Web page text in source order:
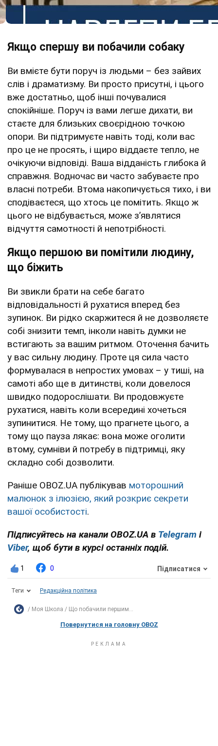
Якщо спершу ви побачили собаку
Ви вмієте бути поруч із людьми – без зайвих
слів і драматизму. Ви просто присутні, і цього
вже достатньо, щоб інші почувалися
спокійніше. Поруч із вами легше дихати, ви
стаєте для близьких своєрідною точкою
опори. Ви підтримуєте навіть тоді, коли вас
про це не просять, і щиро віддаєте тепло, не
очікуючи відповіді. Ваша відданість глибока й
справжня. Водночас ви часто забуваєте про
власні потреби. Втома накопичується тихо, і ви
сподіваєтеся, що хтось це помітить. Якщо ж
цього не відбувається, може з’являтися
відчуття самотності й непотрібності.
Якщо першою ви помітили людину,
що біжить
Ви звикли брати на себе багато
відповідальності й рухатися вперед без
зупинок. Ви рідко скаржитеся й не дозволяєте
собі знизити темп, інколи навіть думки не
встигають за вашим ритмом. Оточення бачить
у вас сильну людину. Проте ця сила часто
формувалася в непростих умовах – у тиші, на
самоті або ще в дитинстві, коли довелося
швидко подорослішати. Ви продовжуєте
рухатися, навіть коли всередині хочеться
зупинитися. Не тому, що прагнете цього, а
тому що пауза лякає: вона може оголити
втому, сумніви й потребу в підтримці, яку
складно собі дозволити.
Раніше OBOZ.UA публікував моторошний
малюнок з ілюзією, який розкриє секрети
вашої особистості.
Підписуйтесь на канали OBOZ.UA в Telegram і
Viber, щоб бути в курсі останніх подій.
1 0 Підписатися
Теги Редакційна політика
Моя Школа Що побачили першим...
Повернутися на головну OBOZ